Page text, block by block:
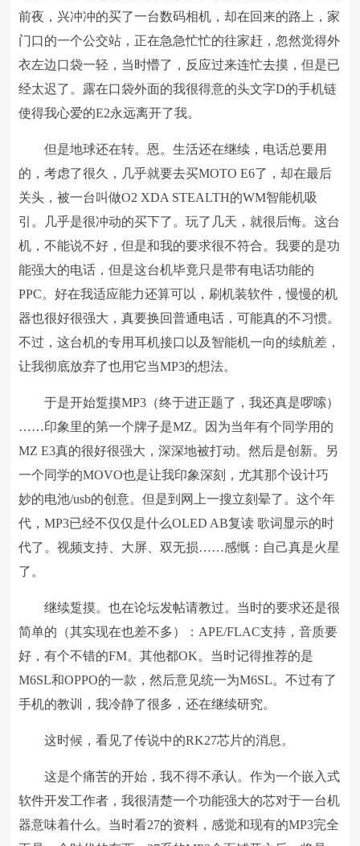
前夜，兴冲冲的买了一台数码相机，却在回来的路上，家
门口的一个公交站，正在急急忙忙的往家赶，忽然觉得外
衣左边口袋一轻，当时懵了，反应过来连忙去摸，但是已
经太迟了。露在口袋外面的我很得意的头文字D的手机链
使得我心爱的E2永远离开了我。
但是地球还在转。恩。生活还在继续，电话总要用
的，考虑了很久，几乎就要去买MOTO E6了，却在最后
关头，被一台叫做O2 XDA STEALTH的WM智能机吸
引。几乎是很冲动的买下了。玩了几天，就很后悔。这台
机，不能说不好，但是和我的要求很不符合。我要的是功
能强大的电话，但是这台机毕竟只是带有电话功能的
PPC。好在我适应能力还算可以，刷机装软件，慢慢的机
器也很好很强大，真要换回普通电话，可能真的不习惯。
不过，这台机的专用耳机接口以及智能机一向的续航差，
让我彻底放弃了也用它当MP3的想法。
于是开始踅摸MP3（终于进正题了，我还真是啰嗦）
……印象里的第一个牌子是MZ。因为当年有个同学用的
MZ E3真的很好很强大，深深地被打动。然后是创新。另
一个同学的MOVO也是让我印象深刻，尤其那个设计巧
妙的电池/usb的创意。但是到网上一搜立刻晕了。这个年
代，MP3已经不仅仅是什么OLED AB复读 歌词显示的时
代了。视频支持、大屏、双无损……感慨：自己真是火星
了。
继续踅摸。也在论坛发帖请教过。当时的要求还是很
简单的（其实现在也差不多）：APE/FLAC支持，音质要
好，有个不错的FM。其他都OK。当时记得推荐的是
M6SL和OPPO的一款，然后意见统一为M6SL。不过有了
手机的教训，我冷静了很多，还在继续研究。
这时候，看见了传说中的RK27芯片的消息。
这是个痛苦的开始，我不得不承认。作为一个嵌入式
软件开发工作者，我很清楚一个功能强大的芯对于一台机
器意味着什么。当时看27的资料，感觉和现有的MP3完全